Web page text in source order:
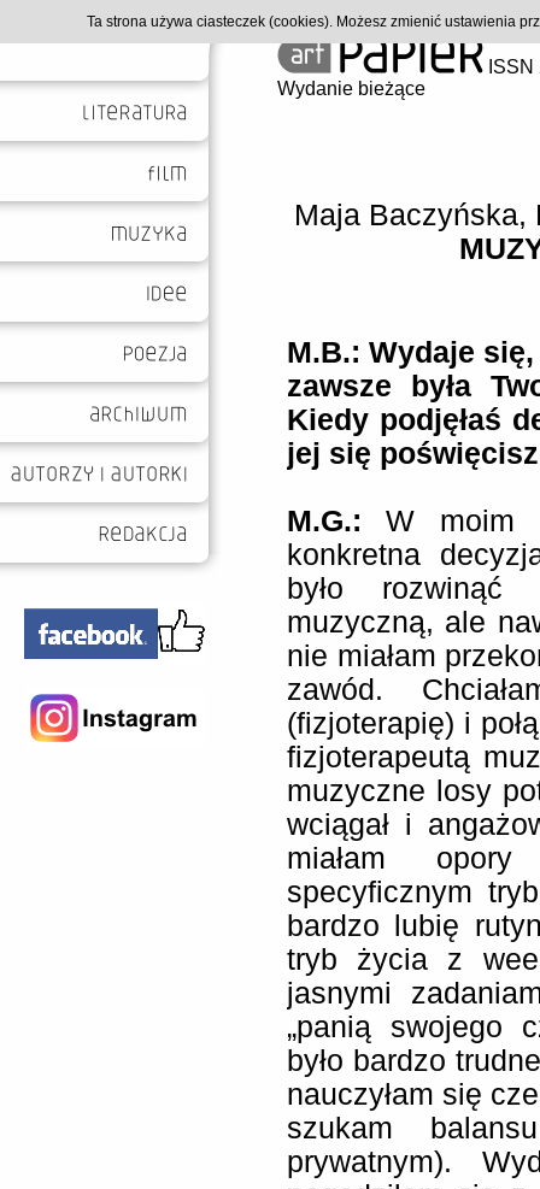
Wydanie bieżące
Maja Baczyńska,
M.B.: Wydaje
zawsze była
Kiedy podjęłaś
jej się
M.G.:W moim
konkretna
było
muzyczną, ale
nie miałam
zawód.
(fizjoterapię) i
fizjoterapeutą
muzyczne losy
wciągał i
miałam
specyficznym
bardzo lubię
tryb życia z
jasnymi
„panią swojego
było bardzo
nauczyłam się
szukam
prywatnym).
Ta strona używa ciasteczek (cookies). Możesz zmienić ustawienia